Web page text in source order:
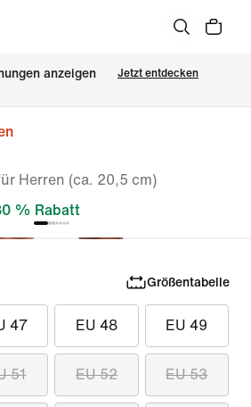
anzeigen Jetzt entdecken
Herren (ca. 20,5 cm)
% Rabatt
Größentabelle
47 EU 48 EU 49
51 EU 52 EU 53